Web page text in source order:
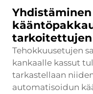
tarkoitettujen
Tehokkuusetujen
kankaalle kassut
tarkastellaan
automatisoidun